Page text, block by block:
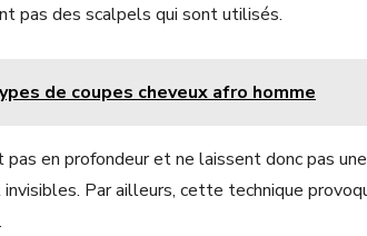
pas des scalpels qui sont utilisés.
de coupes cheveux afro homme
en profondeur et ne laissent donc pas
Par ailleurs, cette technique